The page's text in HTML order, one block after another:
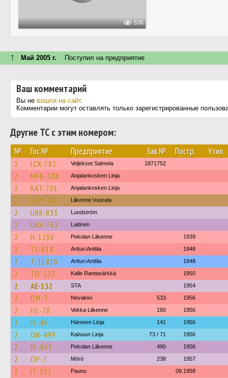
528
↑ Май 2005 г. Поступил на предприятие
Ваш комментарий
Вы не вошли на сайт.
Комментарии могут оставлять только зарегистрированные
Другие ТС с этим номером:
№ Гос.№ Предприятие Зав.№ Постр. Утил.
2 LCX-782 Veljekset Salmela 1871752
2 MFB-508 Anjalankosken Linja
2 RAT-701 Anjalankosken Linja
2 RHM-502 Liikenne Vuorela
2 URR-833 Lundström
2 UNV-762 Laitinen
2 H-1288 Pekolan Liikenne 1939
2 TL-818 Artturi Anttila 1948
2 T-11818 Artturi Anttila 1948
2 TO-523 Kalle Rantasärkkä 1950
2 AE-132 STA 1954
2 OM-2 Nevakivi 533 1956
2 HE-78 Vekka Liikenne 160 1956
2 IK-45 Hämeen Linja 141 1956
2 ON-499 Kainuun Linja 73 / 71 1956
2 IB-865 Pekolan Liikenne 490 1956
2 OP-7 Mörö 238 1957
2 IT-522 Paunu 09.1958